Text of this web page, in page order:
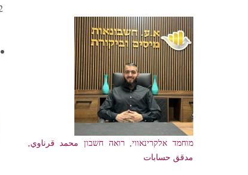
מוחמד אלקרינאווי, רואה חשבון محمد قرناوي,
مدقق حسابات